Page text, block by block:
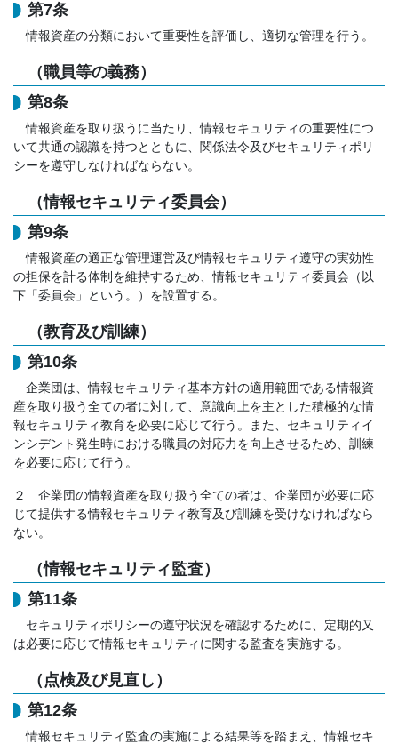
第7条
情報資産の分類において重要性を評価し、適切な管理を行う。
（職員等の義務）
第8条
情報資産を取り扱うに当たり、情報セキュリティの重要性につ
いて共通の認識を持つとともに、関係法令及びセキュリティポリ
シーを遵守しなければならない。
（情報セキュリティ委員会）
第9条
情報資産の適正な管理運営及び情報セキュリティ遵守の実効性
の担保を計る体制を維持するため、情報セキュリティ委員会（以
下「委員会」という。）を設置する。
（教育及び訓練）
第10条
企業団は、情報セキュリティ基本方針の適用範囲である情報資
産を取り扱う全ての者に対して、意識向上を主とした積極的な情
報セキュリティ教育を必要に応じて行う。また、セキュリティイ
ンシデント発生時における職員の対応力を向上させるため、訓練
を必要に応じて行う。
２ 企業団の情報資産を取り扱う全ての者は、企業団が必要に応
じて提供する情報セキュリティ教育及び訓練を受けなければなら
ない。
（情報セキュリティ監査）
第11条
セキュリティポリシーの遵守状況を確認するために、定期的又
は必要に応じて情報セキュリティに関する監査を実施する。
（点検及び見直し）
第12条
情報セキュリティ監査の実施による結果等を踏まえ、情報セキ